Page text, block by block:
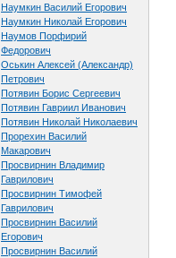
Наумкин Василий Егорович
Наумкин Николай Егорович
Наумов Порфирий
Федорович
Оськин Алексей (Александр)
Петрович
Потявин Борис Сергеевич
Потявин Гавриил Иванович
Потявин Николай Николаевич
Прорехин Василий
Макарович
Просвирнин Владимир
Гаврилович
Просвирнин Тимофей
Гаврилович
Просвирнин Василий
Егорович
Просвирнин Василий